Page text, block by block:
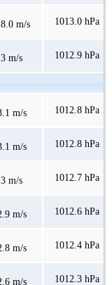
m/s 1013.0 hPa
3 m/s 1012.9 hPa
m/s 1012.8 hPa
m/s 1012.8 hPa
3 m/s 1012.7 hPa
m/s 1012.6 hPa
m/s 1012.4 hPa
m/s 1012.3 hPa